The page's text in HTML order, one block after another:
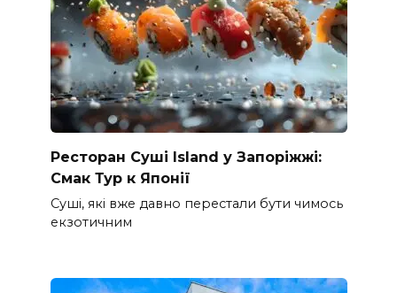
Ресторан Суші Island у Запоріжжі:
Смак Тур к Японії
Суші, які вже давно перестали бути чимось
екзотичним